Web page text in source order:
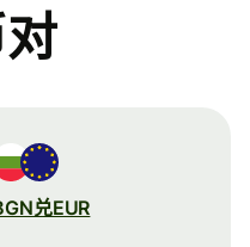
兑EUR